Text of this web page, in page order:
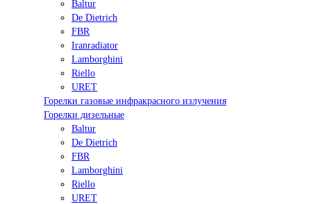
Baltur
De Dietrich
FBR
Iranradiator
Lamborghini
Riello
URET
Горелки газовые инфракрасного излучения
Горелки дизельные
Baltur
De Dietrich
FBR
Lamborghini
Riello
URET